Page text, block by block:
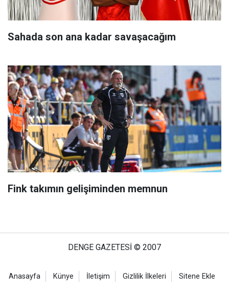
Sahada son ana kadar savaşacağım
Fink takımın gelişiminden memnun
DENGE GAZETESİ © 2007
Anasayfa Künye İletişim Gizlilik İlkeleri Sitene Ekle